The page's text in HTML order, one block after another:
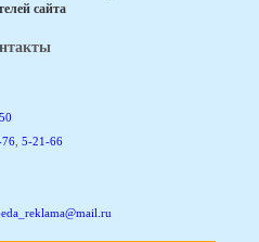
сайта
76 5-21-66